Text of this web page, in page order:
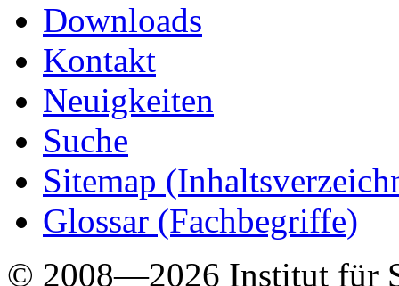
Downloads
Kontakt
Neuigkeiten
Suche
Sitemap
Glossar (Fachbegriffe)
© 2008—2026 Institut für